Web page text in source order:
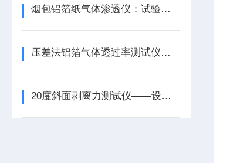
烟包铝箔纸气体渗透仪：试验方法
压差法铝箔气体透过率测试仪详细介绍
20度斜面剥离力测试仪——设备简介